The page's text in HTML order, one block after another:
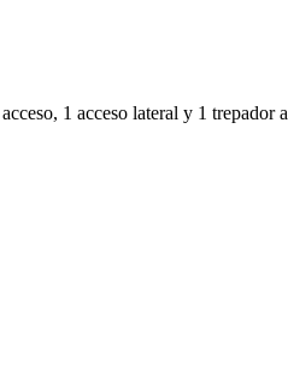
1 acceso lateral y 1 trepador